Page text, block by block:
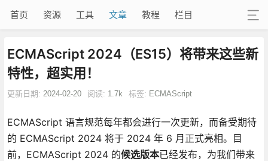
首页 资源 工具 文章 教程 栏目
ECMAScript 2024（ES15）将带来这些新
特性，超实用！
更新日期: 2024-02-20 阅读: 1.7k 标签: ECMAScript
ECMAScript 语言规范每年都会进行一次更新，而备受期待
的 ECMAScript 2024 将于 2024 年 6 月正式亮相。目
前，ECMAScript 2024 的候选版本已经发布，为我们带来